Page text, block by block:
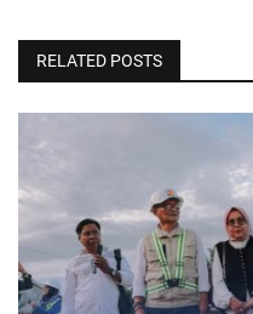
RELATED POSTS